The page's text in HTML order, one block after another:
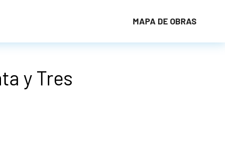
MAPA DE OBRAS
y Tres